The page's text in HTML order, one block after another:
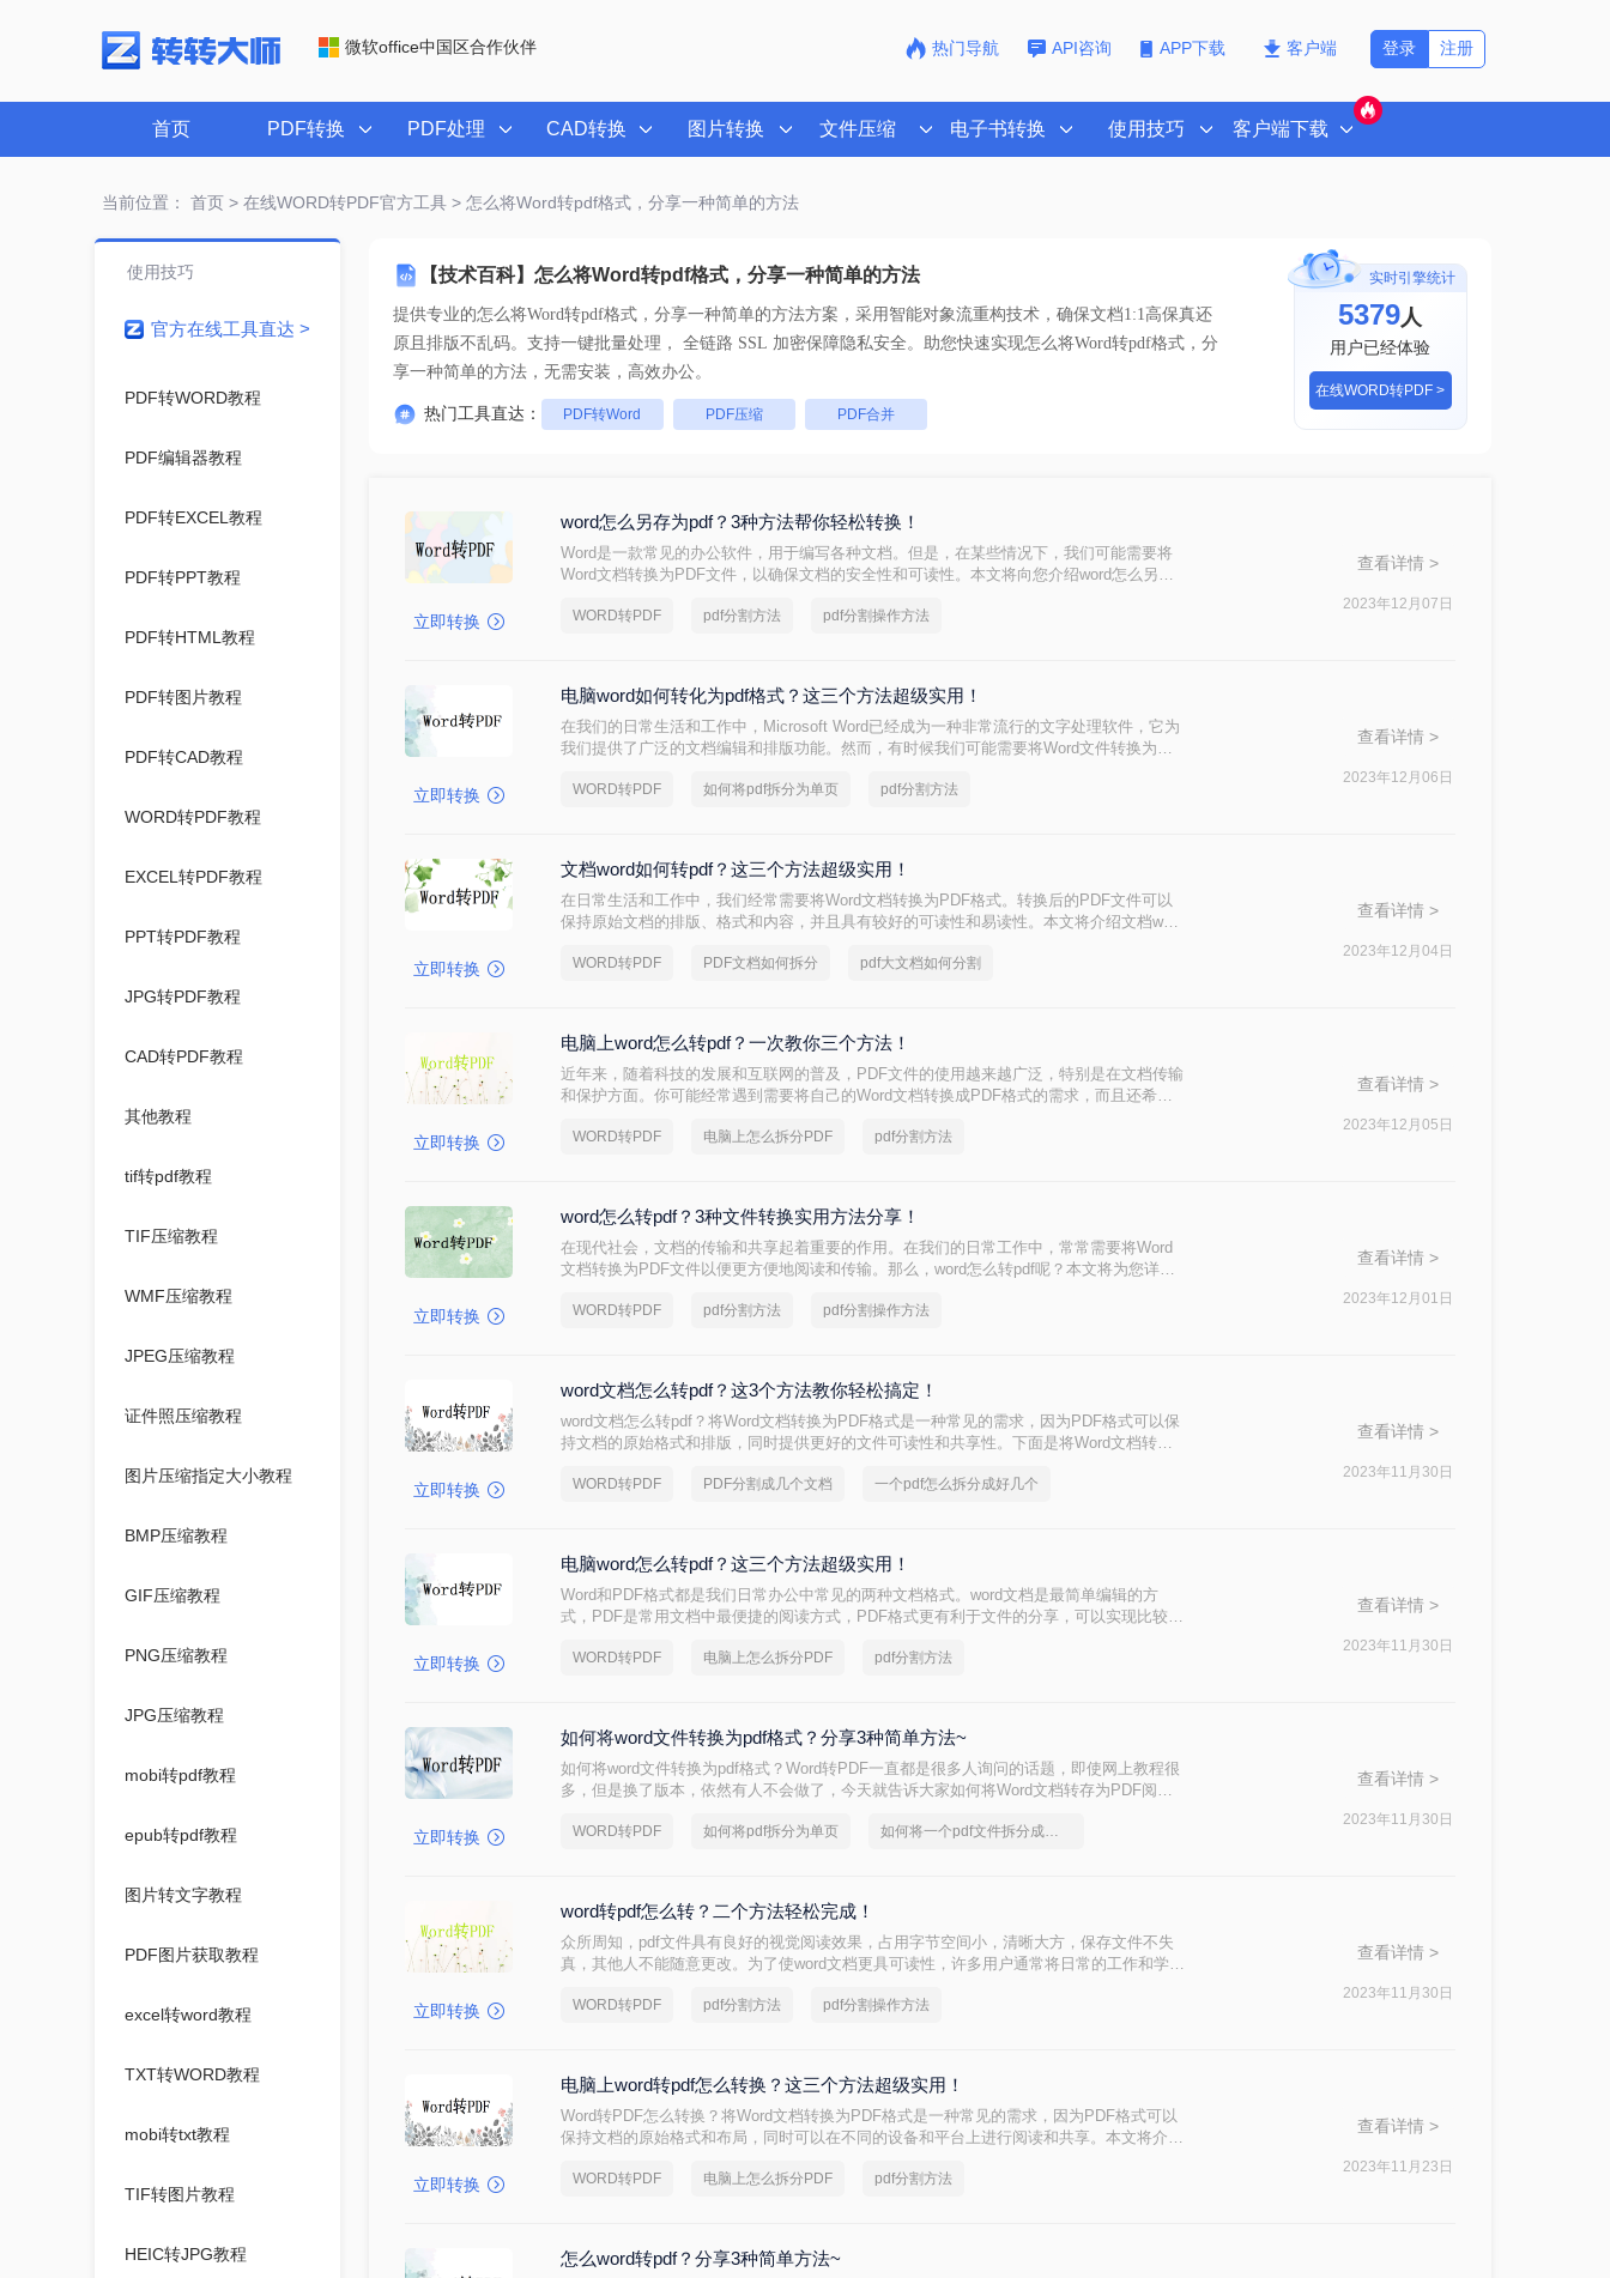
微软office中国区合作伙伴 热门导航 API咨询 APP下载 客户端 注册
登录
首页 PDF转换 PDF处理 CAD转换 图片转换 文件压缩 电子书转换 使用技巧 客户端下载
当前位置： 首页> 在线WORD转PDF官方工具> 怎么将Word转pdf格式，分享一种简单的方法
【技术百科】怎么将Word转pdf格式，分享一种简单的方法
提供专业的怎么将Word转pdf格式，分享一种简单的方法方案，采用智能对象流重构技术，确保文档1:1高保真还
原且排版不乱码。支持一键批量处理， 全链路 SSL 加密保障隐私安全。助您快速实现怎么将Word转pdf格式，分
享一种简单的方法，无需安装，高效办公。
热门工具直达： PDF转Word PDF压缩 PDF合并
实时引擎统计
5379人
用户已经体验
在线WORD转PDF >
使用技巧
官方在线工具直达 >
PDF转WORD教程
PDF编辑器教程
PDF转EXCEL教程
PDF转PPT教程
PDF转HTML教程
PDF转图片教程
PDF转CAD教程
WORD转PDF教程
EXCEL转PDF教程
PPT转PDF教程
JPG转PDF教程
CAD转PDF教程
其他教程
tif转pdf教程
TIF压缩教程
WMF压缩教程
JPEG压缩教程
证件照压缩教程
图片压缩指定大小教程
BMP压缩教程
GIF压缩教程
PNG压缩教程
JPG压缩教程
mobi转pdf教程
epub转pdf教程
图片转文字教程
PDF图片获取教程
excel转word教程
TXT转WORD教程
mobi转txt教程
TIF转图片教程
HEIC转JPG教程
立即转换
word怎么另存为pdf？3种方法帮你轻松转换！
Word是一款常见的办公软件，用于编写各种文档。但是，在某些情况下，我们可能需要将
Word文档转换为PDF文件，以确保文档的安全性和可读性。本文将向您介绍word怎么另存
WORD转PDF pdf分割方法 pdf分割操作方法
查看详情 >
2023年12月07日
立即转换
电脑word如何转化为pdf格式？这三个方法超级实用！
在我们的日常生活和工作中，Microsoft Word已经成为一种非常流行的文字处理软件，它为
我们提供了广泛的文档编辑和排版功能。然而，有时候我们可能需要将Word文件转换为
pdf格式方法，帮助您将电脑上的Word文件转化为PDF格式。
WORD转PDF 如何将pdf拆分为单页 pdf分割方法
查看详情 >
2023年12月06日
立即转换
文档word如何转pdf？这三个方法超级实用！
在日常生活和工作中，我们经常需要将Word文档转换为PDF格式。转换后的PDF文件可以
保持原始文档的排版、格式和内容，并且具有较好的可读性和易读性。本文将介绍文档word
WORD转PDF PDF文档如何拆分 pdf大文档如何分割
查看详情 >
2023年12月04日
立即转换
电脑上word怎么转pdf？一次教你三个方法！
近年来，随着科技的发展和互联网的普及，PDF文件的使用越来越广泛，特别是在文档传输
和保护方面。你可能经常遇到需要将自己的Word文档转换成PDF格式的需求，而且还希望
细的操作步骤。
WORD转PDF 电脑上怎么拆分PDF pdf分割方法
查看详情 >
2023年12月05日
立即转换
word怎么转pdf？3种文件转换实用方法分享！
在现代社会，文档的传输和共享起着重要的作用。在我们的日常工作中，常常需要将Word
文档转换为PDF文件以便更方便地阅读和传输。那么，word怎么转pdf呢？本文将为您详细
WORD转PDF pdf分割方法 pdf分割操作方法
查看详情 >
2023年12月01日
立即转换
word文档怎么转pdf？这3个方法教你轻松搞定！
word文档怎么转pdf？将Word文档转换为PDF格式是一种常见的需求，因为PDF格式可以保
持文档的原始格式和排版，同时提供更好的文件可读性和共享性。下面是将Word文档转换
WORD转PDF PDF分割成几个文档 一个pdf怎么拆分成好几个
查看详情 >
2023年11月30日
立即转换
电脑word怎么转pdf？这三个方法超级实用！
Word和PDF格式都是我们日常办公中常见的两种文档格式。word文档是最简单编辑的方
式，PDF是常用文档中最便捷的阅读方式，PDF格式更有利于文件的分享，可以实现比较完
pdf的方法进行转换，掌握后一定对你的办公技巧提升有帮助~
WORD转PDF 电脑上怎么拆分PDF pdf分割方法
查看详情 >
2023年11月30日
立即转换
如何将word文件转换为pdf格式？分享3种简单方法~
如何将word文件转换为pdf格式？Word转PDF一直都是很多人询问的话题，即使网上教程很
多，但是换了版本，依然有人不会做了，今天就告诉大家如何将Word文档转存为PDF阅读
WORD转PDF 如何将pdf拆分为单页 如何将一个pdf文件拆分成多个
查看详情 >
2023年11月30日
立即转换
word转pdf怎么转？二个方法轻松完成！
众所周知，pdf文件具有良好的视觉阅读效果，占用字节空间小，清晰大方，保存文件不失
真，其他人不能随意更改。为了使word文档更具可读性，许多用户通常将日常的工作和学习
会先将其转换成PDF格式在进行发送！
WORD转PDF pdf分割方法 pdf分割操作方法
查看详情 >
2023年11月30日
立即转换
电脑上word转pdf怎么转换？这三个方法超级实用！
Word转PDF怎么转换？​将Word文档转换为PDF格式是一种常见的需求，因为PDF格式可以
保持文档的原始格式和布局，同时可以在不同的设备和平台上进行阅读和共享。本文将介绍
WORD转PDF 电脑上怎么拆分PDF pdf分割方法
查看详情 >
2023年11月23日
怎么word转pdf？分享3种简单方法~